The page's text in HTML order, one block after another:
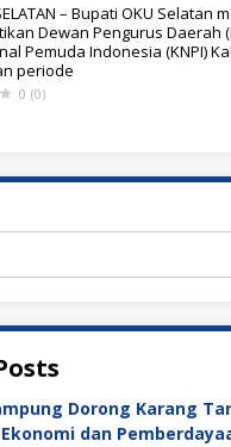
– Bupati OKU Selatan
Dewan Pengurus Daerah
Pemuda Indonesia (KNPI)
periode
0 (0)
Dorong Karang
dan